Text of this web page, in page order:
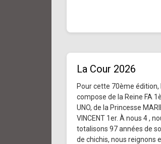
La Cour 2026
Pour cette 70ème édition,
compose de la Reine FA
UNO, de la Princesse
VINCENT 1er. À nous 4 ,
totalisons 97 années de
de chichis, nous reignons